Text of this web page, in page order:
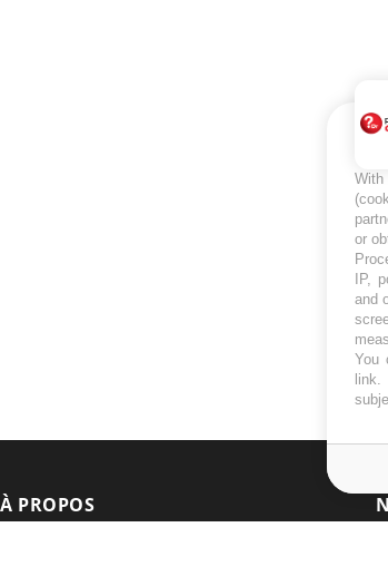
À PROPOS
or
IP,
and
You
link.